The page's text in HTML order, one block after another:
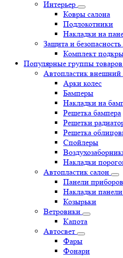
Интерьер
Ковры салона
Подлокотники
Накладки на
Защита и безопасность
Комплект
Популярные группы товаров
Автопластик внешний
Арки колес
Бамперы
Накладки на
Решетка бампера
Решетки
Решетка
Спойлеры
Накладки
Автопластик салон
Панели приборов
Накладки
Козырьки
Ветровики
Капота
Автосвет
Фары
Фонари